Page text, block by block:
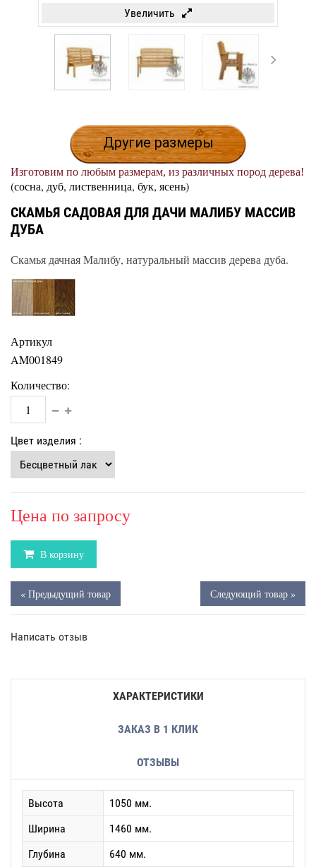
Увеличить
Другие размеры
Изготовим по любым размерам, из различных пород дерева!
(сосна, дуб, лиственница, бук, ясень)
СКАМЬЯ САДОВАЯ ДЛЯ ДАЧИ МАЛИБУ МАССИВ
ДУБА
Скамья дачная Малибу, натуральный массив дерева дуба.
Артикул
AM001849
Количество:
Цвет изделия :
Цена по запросу
В корзину
« Предыдущий товар Следующий товар »
Написать отзыв
ХАРАКТЕРИСТИКИ
ЗАКАЗ В 1 КЛИК
ОТЗЫВЫ
Высота
1050 мм.
Ширина
1460 мм.
Глубина
640 мм.